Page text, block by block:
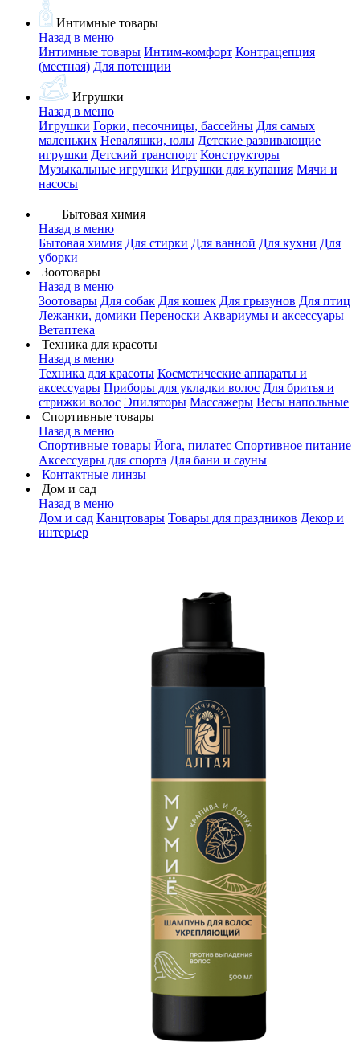
Интимные товары
Назад в меню
Интимные товары Интим-комфорт Контрацепция
(местная) Для потенции
Игрушки
Назад в меню
Игрушки Горки, песочницы, бассейны Для самых
маленьких Неваляшки, юлы Детские развивающие
игрушки Детский транспорт Конструкторы
Музыкальные игрушки Игрушки для купания Мячи и
насосы
Бытовая химия
Назад в меню
Бытовая химия Для стирки Для ванной Для кухни Для
уборки
Зоотовары
Назад в меню
Зоотовары Для собак Для кошек Для грызунов Для птиц
Лежанки, домики Переноски Аквариумы и аксессуары
Ветаптека
Техника для красоты
Назад в меню
Техника для красоты Косметические аппараты и
аксессуары Приборы для укладки волос Для бритья и
стрижки волос Эпиляторы Массажеры Весы напольные
Спортивные товары
Назад в меню
Спортивные товары Йога, пилатес Спортивное питание
Аксессуары для спорта Для бани и сауны
Контактные линзы
Дом и сад
Назад в меню
Дом и сад Канцтовары Товары для праздников Декор и
интерьер